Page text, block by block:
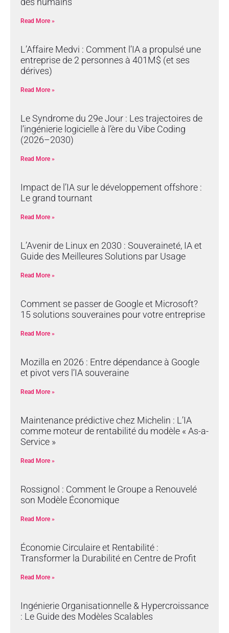
Read More »
L’Affaire Medvi : Comment l’IA a propulsé une
entreprise de 2 personnes à 401M$ (et ses
dérives)
Read More »
Le Syndrome du 29e Jour : Les trajectoires de
l’ingénierie logicielle à l’ère du Vibe Coding
(2026–2030)
Read More »
Impact de l’IA sur le développement offshore :
Le grand tournant
Read More »
L’Avenir de Linux en 2030 : Souveraineté, IA et
Guide des Meilleures Solutions par Usage
Read More »
Comment se passer de Google et Microsoft?
15 solutions souveraines pour votre entreprise
Read More »
Mozilla en 2026 : Entre dépendance à Google
et pivot vers l’IA souveraine
Read More »
Maintenance prédictive chez Michelin : L’IA
comme moteur de rentabilité du modèle « As-a-
Service »
Read More »
Rossignol : Comment le Groupe a Renouvelé
son Modèle Économique
Read More »
Économie Circulaire et Rentabilité :
Transformer la Durabilité en Centre de Profit
Read More »
Ingénierie Organisationnelle & Hypercroissance
: Le Guide des Modèles Scalables